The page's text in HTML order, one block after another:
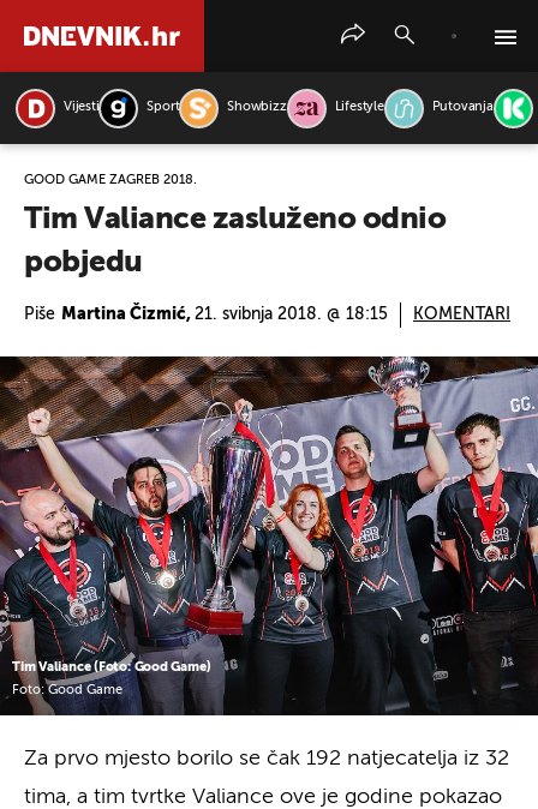
Vijesti Sport Showbizz Lifestyle Putovanja
GOOD GAME ZAGREB 2018.
Tim Valiance zasluženo odnio
pobjedu
Piše Martina Čizmić, 21. svibnja 2018. @ 18:15 KOMENTARI
Tim Valiance (Foto: Good Game)
Foto: Good Game
Za prvo mjesto borilo se čak 192 natjecatelja iz 32
tima, a tim tvrtke Valiance ove je godine pokazao
PRETRAŽITE VIJESTI